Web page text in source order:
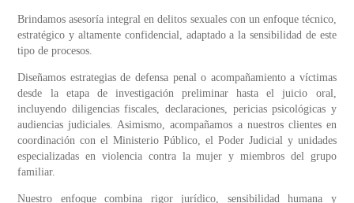
Brindamos asesoría integral en delitos sexuales con un enfoque técnico,
estratégico y altamente confidencial, adaptado a la sensibilidad de este
tipo de procesos.
Diseñamos estrategias de defensa penal o acompañamiento a víctimas
desde la etapa de investigación preliminar hasta el juicio oral,
incluyendo diligencias fiscales, declaraciones, pericias psicológicas y
audiencias judiciales. Asimismo, acompañamos a nuestros clientes en
coordinación con el Ministerio Público, el Poder Judicial y unidades
especializadas en violencia contra la mujer y miembros del grupo
familiar.
Nuestro enfoque combina rigor jurídico, sensibilidad humana y